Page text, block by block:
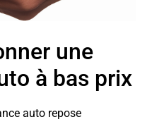
une
à bas prix
auto repose